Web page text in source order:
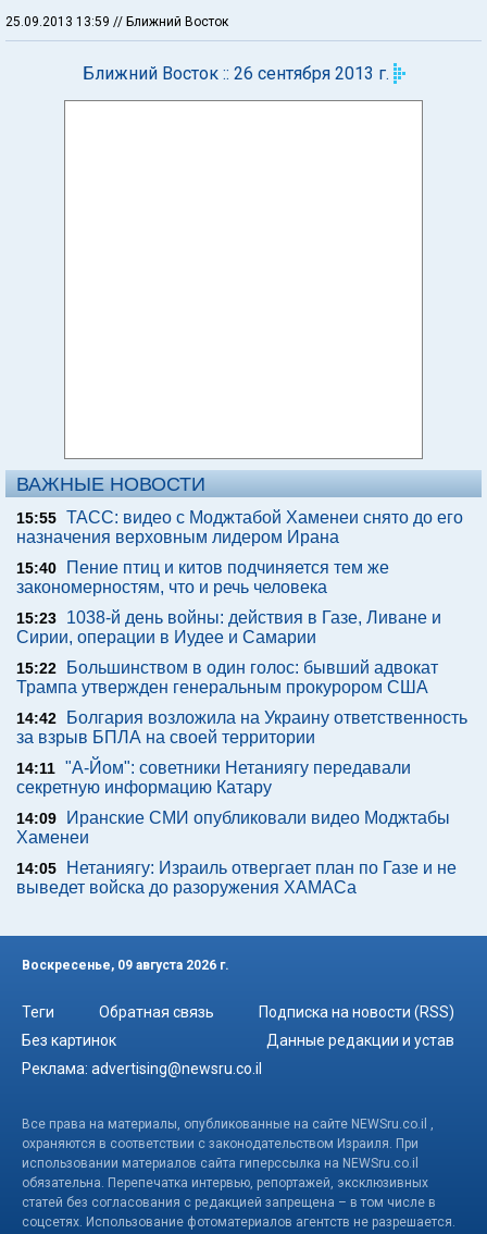
25.09.2013 13:59 // Ближний Восток
Ближний Восток :: 26 сентября 2013 г.
ВАЖНЫЕ НОВОСТИ
15:55 ТАСС: видео с Моджтабой Хаменеи снято до его
назначения верховным лидером Ирана
15:40
Пение птиц и китов подчиняется тем же
закономерностям, что и речь человека
15:23
1038-й день войны: действия в Газе, Ливане и
Сирии, операции в Иудее и Самарии
15:22
Большинством в один голос: бывший адвокат
Трампа утвержден генеральным прокурором США
14:42
Болгария возложила на Украину ответственность
за взрыв БПЛА на своей территории
14:11 "А-Йом": советники Нетаниягу передавали
секретную информацию Катару
14:09
Иранские СМИ опубликовали видео Моджтабы
Хаменеи
14:05
Нетаниягу: Израиль отвергает план по Газе и не
выведет войска до разоружения ХАМАСа
Воскресенье, 09 августа 2026 г.
Теги Обратная связь
Подписка на новости (RSS)
Без картинок
Данные редакции и устав
Реклама: advertising@newsru.co.il
Все права на материалы, опубликованные на сайте NEWSru.co.il ,
охраняются в соответствии с законодательством Израиля. При
использовании материалов сайта гиперссылка на NEWSru.co.il
обязательна. Перепечатка интервью, репортажей, эксклюзивных
статей без согласования с редакцией запрещена – в том числе в
соцсетях. Использование фотоматериалов агентств не разрешается.